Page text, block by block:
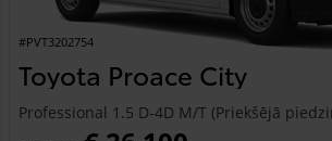
#PVT3202754
Toyota Proace City
Professional 1.5 D-4D M/T (Priekšējā